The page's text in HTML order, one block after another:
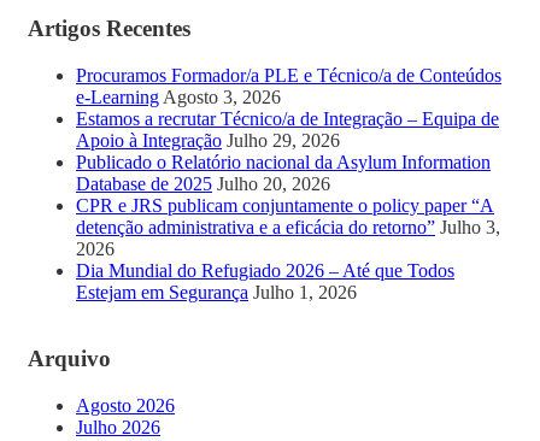
Artigos Recentes
Procuramos Formador/a PLE e Técnico/a de Conteúdos
e-Learning Agosto 3, 2026
Estamos a recrutar Técnico/a de Integração – Equipa de
Apoio à Integração Julho 29, 2026
Publicado o Relatório nacional da Asylum Information
Database de 2025 Julho 20, 2026
CPR e JRS publicam conjuntamente o policy paper “A
detenção administrativa e a eficácia do retorno” Julho 3,
2026
Dia Mundial do Refugiado 2026 – Até que Todos
Estejam em Segurança Julho 1, 2026
Arquivo
Agosto 2026
Julho 2026